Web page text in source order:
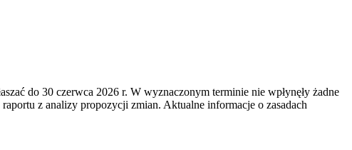
do 30 czerwca 2026 r. W wyznaczonym terminie nie wpłynęły żadne
z analizy propozycji zmian. Aktualne informacje o zasadach